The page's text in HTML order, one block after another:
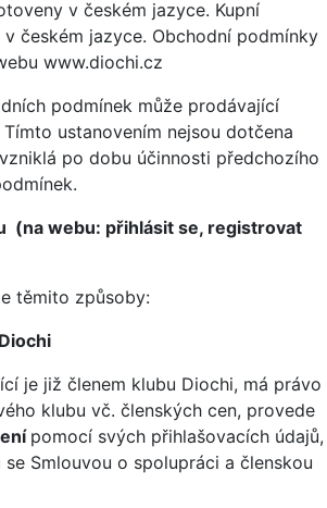
v českém jazyce. Kupní
českém jazyce. Obchodní podmínky
www.diochi.cz
podmínek může prodávající
ustanovením nejsou dotčena
po dobu účinnosti předchozího
(na webu: přihlásit se, registrovat
těmito způsoby:
je již členem klubu Diochi, má právo
klubu vč. členských cen, provede
pomocí svých přihlašovacích údajů,
Smlouvou o spolupráci a členskou